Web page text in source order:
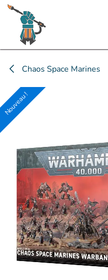
Se rendre au contenu
Chaos Space Marines
Nouveau !